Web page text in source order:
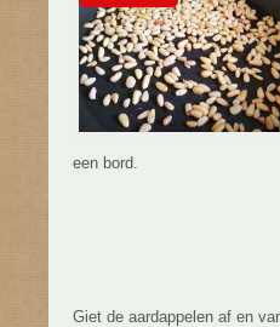
een bord.
Giet de aardappelen af en